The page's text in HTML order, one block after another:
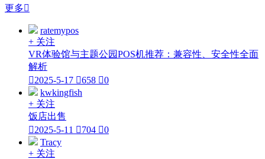
更多
ratemypos
+ 关注
VR体验馆与主题公园POS机推荐：兼容性、安全性全面
解析
2025-5-17 658 0
kwkingfish
+ 关注
饭店出售
2025-5-11 704 0
Tracy
+ 关注